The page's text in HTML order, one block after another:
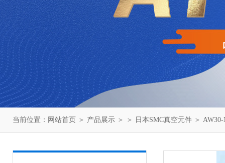
当前位置： 网站首页 ＞ 产品展示 ＞ ＞ 日本SMC真空元件 ＞